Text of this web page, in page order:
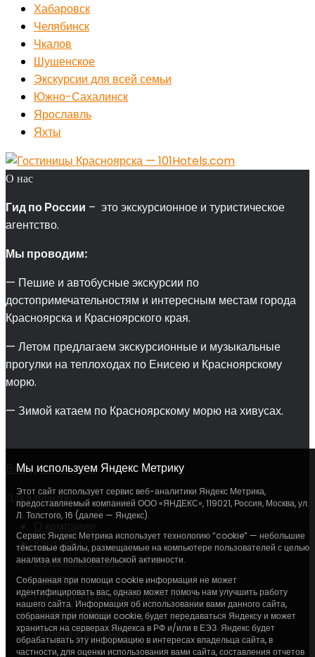
Мы используем Яндекс Метрику
Этот сайт использует сервис веб-аналитики Яндекс Метрика,
предоставляемый компанией ООО «ЯНДЕКС», 119021, Россия, Москва, ул.
Л. Толстого, 16 (далее — Яндекс).
Сервис Яндекс Метрика использует технологию “cookie” — небольшие
текстовые файлы, размещаемые на компьютере пользователей с целью
анализа их пользовательской активности.
Собранная при помощи cookie информация не может
идентифицировать вас, однако может помочь нам улучшить работу
нашего сайта. Информация об использовании вами данного сайта,
собранная при помощи cookie, будет передаваться Яндексу и может
храниться на серверах Яндекса в РФ и/или в ЕЭЗ. Яндекс будет
обрабатывать эту информацию в интересах владельца сайта, в
частности, для оценки использования вами сайта, составления отчетов
Хабаровск
Челябинск
Чкалов
Шушенское
Экскурсии для всей семьи
Южно-Сахалинск
Ярославль
Яхты
О нас
Гид по России – это экскурсионное и туристическое
агентство.
Мы проводим:
— Пешие и автобусные экскурсии по
достопримечательностям и интересным местам города
Красноярска и Красноярского края.
— Летом предлагаем экскурсионные и музыкальные
прогулки на теплоходах по Енисею и Красноярскому
морю.
— Зимой катаем по Красноярскому морю на хивусах.
Вход для агентов
Для клиентов
Контакты
Полезные статьи
Новости
Политика конфиденциальности
Договор оферта
Оплата и возврат